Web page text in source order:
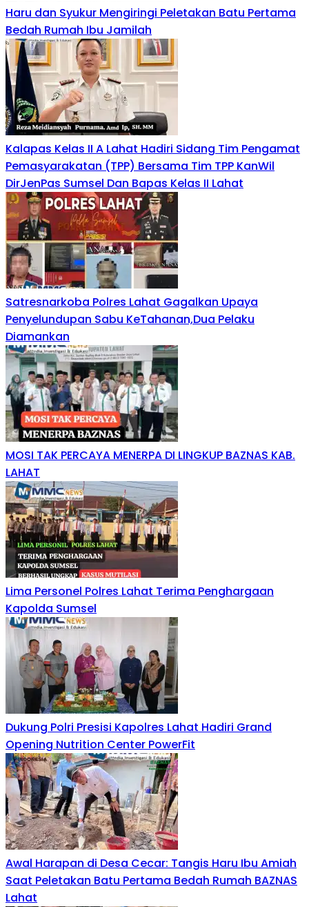
Haru dan Syukur Mengiringi Peletakan Batu Pertama
Bedah Rumah Ibu Jamilah
Kalapas Kelas II A Lahat Hadiri Sidang Tim Pengamat
Pemasyarakatan (TPP) Bersama Tim TPP KanWil
DirJenPas Sumsel Dan Bapas Kelas II Lahat
Satresnarkoba Polres Lahat Gagalkan Upaya
Penyelundupan Sabu KeTahanan,Dua Pelaku
Diamankan
MOSI TAK PERCAYA MENERPA DI LINGKUP BAZNAS KAB.
LAHAT
Lima Personel Polres Lahat Terima Penghargaan
Kapolda Sumsel
Dukung Polri Presisi Kapolres Lahat Hadiri Grand
Opening Nutrition Center PowerFit
Awal Harapan di Desa Cecar: Tangis Haru Ibu Amiah
Saat Peletakan Batu Pertama Bedah Rumah BAZNAS
Lahat